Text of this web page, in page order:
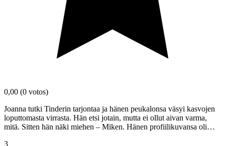
0,00 (0 votos)
Joanna tutki Tinderin tarjontaa ja hänen peukalonsa väsyi kasvojen
loputtomasta virrasta. Hän etsi jotain, mutta ei ollut aivan varma,
mitä. Sitten hän näki miehen – Miken. Hänen profiilikuvansa oli…
3